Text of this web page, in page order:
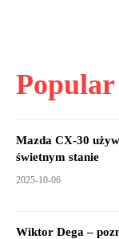
Popular
Mazda CX-30
świetnym stanie
2025-10-06
Wiktor Dega –